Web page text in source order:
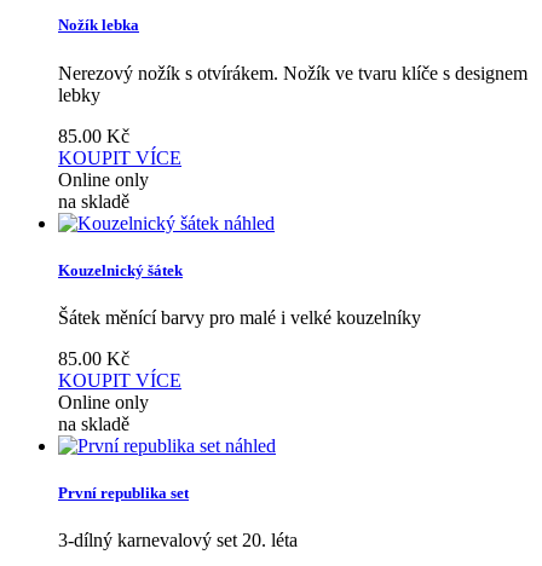
Nožík lebka
Nerezový nožík s otvírákem. Nožík ve tvaru klíče s designem
lebky
85.00 Kč
KOUPIT VÍCE
Online only
na skladě
náhled
Kouzelnický šátek
Šátek měnící barvy pro malé i velké kouzelníky
85.00 Kč
KOUPIT VÍCE
Online only
na skladě
náhled
První republika set
3-dílný karnevalový set 20. léta